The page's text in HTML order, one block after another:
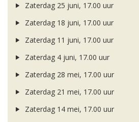
Zaterdag 25 juni, 17.00 uur
Zaterdag 18 juni, 17.00 uur
Zaterdag 11 juni, 17.00 uur
Zaterdag 4 juni, 17.00 uur
Zaterdag 28 mei, 17.00 uur
Zaterdag 21 mei, 17.00 uur
Zaterdag 14 mei, 17.00 uur